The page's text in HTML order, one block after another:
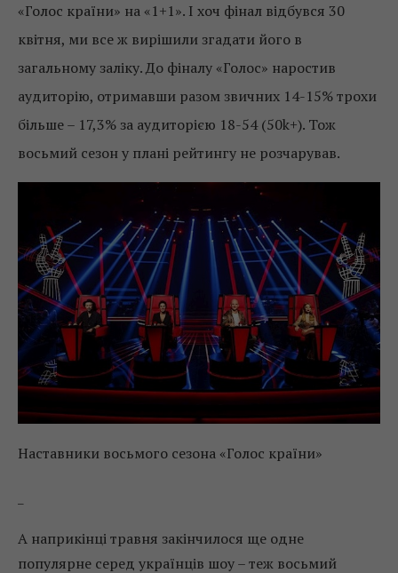
«Голос країни» на «1+1». І хоч фінал відбувся 30
квітня, ми все ж вирішили згадати його в
загальному заліку. До фіналу «Голос» наростив
аудиторію, отримавши разом звичних 14-15% трохи
більше – 17,3% за аудиторією 18-54 (50k+). Тож
восьмий сезон у плані рейтингу не розчарував.
Наставники восьмого сезона «Голос країни»
А наприкінці травня закінчилося ще одне
популярне серед українців шоу – теж восьмий